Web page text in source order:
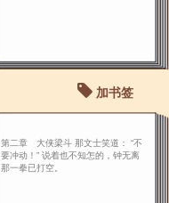
加书签
第二章 大侠梁斗 那文士笑道： “不
要冲动！” 说着也不知怎的，钟无离
那一拳已打空。